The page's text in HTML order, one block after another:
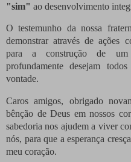
"sim" ao desenvolvimento
O testemunho da nossa
demonstrar através de ações
para a construção de
profundamente desejam
vontade.
Caros amigos, obrigado
bênção de Deus em nossos
sabedoria nos ajudem a viver
nós, para que a esperança
meu coração.